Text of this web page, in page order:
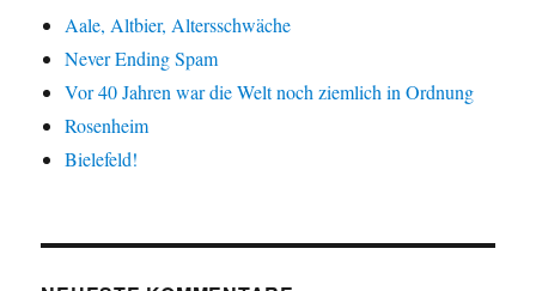
Aale, Altbier, Altersschwäche
Never Ending Spam
Vor 40 Jahren war die Welt noch ziemlich in Ordnung
Rosenheim
Bielefeld!